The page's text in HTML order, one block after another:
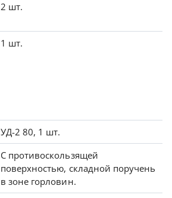
2 шт.
1 шт.
УД-2 80, 1 шт.
С противоскользящей
поверхностью, складной поручень
в зоне горловин.